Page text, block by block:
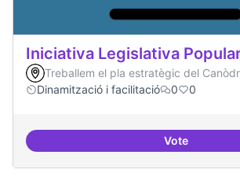
Iniciativa Legislativa
Treballem el pla estratègic del
Dinamització i facilitació
0 0
VoteIniciativa